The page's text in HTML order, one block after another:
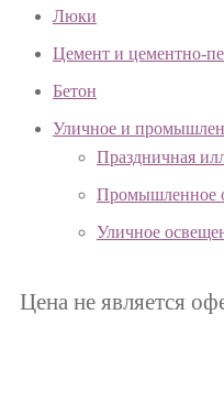
Люки
Цемент и цементно-
Бетон
Уличное и
Праздничная
Промышленное
Уличное
Цена не является